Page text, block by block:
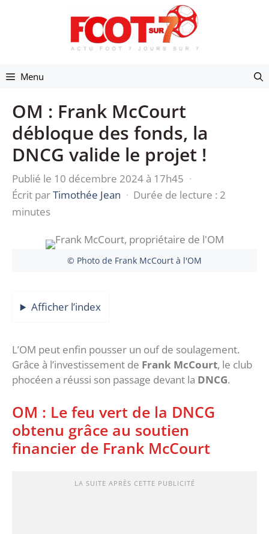
Menu
OM : Frank McCourt
débloque des fonds, la
DNCG valide le projet !
Publié le 10 décembre 2024 à 17h45 ·
Écrit parTimothée Jean · Durée de lecture : 2
minutes
© Photo de Frank McCourt à l'OM
Afficher l’index
L’OM peut enfin pousser un ouf de soulagement.
Grâce à l’investissement de Frank McCourt, le club
phocéen a réussi son passage devant la DNCG.
OM : Le feu vert de la DNCG
obtenu grâce au soutien
financier de Frank McCourt
LA SUITE APRÈS CETTE PUBLICITÉ